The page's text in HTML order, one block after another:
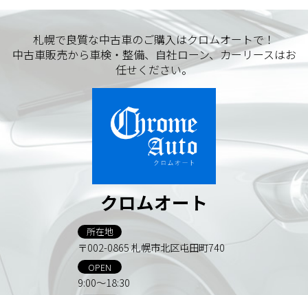
札幌で良質な中古車のご購入はクロムオートで！
中古車販売から車検・整備、自社ローン、カーリースはお
任せください。
クロムオート
所在地
〒002-0865 札幌市北区屯田町740
OPEN
9:00～18:30